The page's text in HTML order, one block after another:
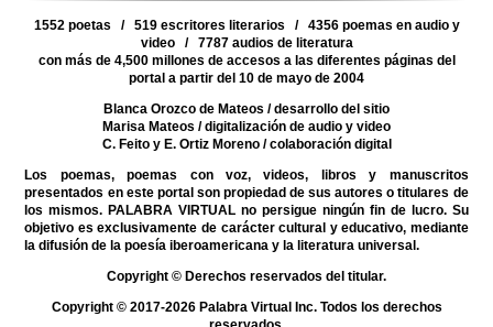
1552 poetas / 519 escritores literarios / 4356 poemas en audio y
video / 7787 audios de literatura
con más de 4,500 millones de accesos a las diferentes páginas del
portal a partir del 10 de mayo de 2004
Blanca Orozco de Mateos / desarrollo del sitio
Marisa Mateos / digitalización de audio y video
C. Feito y E. Ortiz Moreno/ colaboración digital
Los poemas, poemas con voz, videos, libros y manuscritos
presentados en este portal son propiedad de sus autores o titulares de
los mismos. PALABRA VIRTUAL no persigue ningún fin de lucro. Su
objetivo es exclusivamente de carácter cultural y educativo, mediante
la difusión de la poesía iberoamericana y la literatura universal.
Copyright © Derechos reservados del titular.
Copyright © 2017-2026 Palabra Virtual Inc. Todos los derechos